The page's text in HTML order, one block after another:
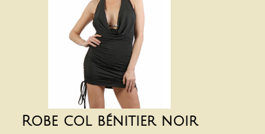
Robe col bénitier noir